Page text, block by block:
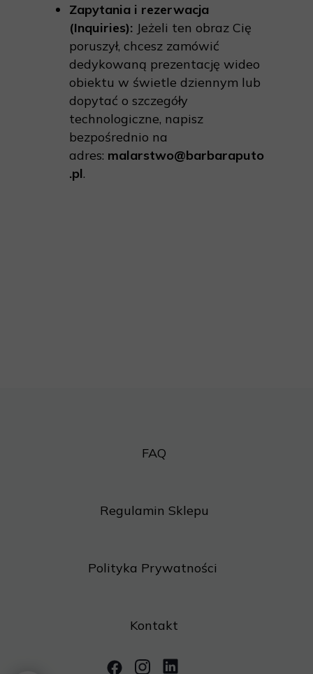
Zapytania i rezerwacja
(Inquiries): Jeżeli ten obraz Cię
poruszył, chcesz zamówić
dedykowaną prezentację wideo
obiektu w świetle dziennym lub
dopytać o szczegóły
technologiczne, napisz
bezpośrednio na
adres: malarstwo@barbaraputo
.pl.
FAQ
Regulamin Sklepu
Polityka Prywatności
Kontakt